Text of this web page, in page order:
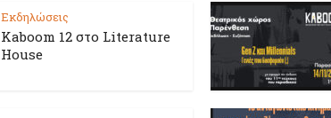
Εκδηλώσεις
Kaboom 12 στο Literature
House